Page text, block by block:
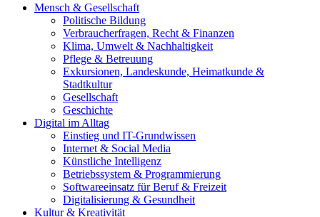
Mensch & Gesellschaft
Politische Bildung
Verbraucherfragen, Recht & Finanzen
Klima, Umwelt & Nachhaltigkeit
Pflege & Betreuung
Exkursionen, Landeskunde, Heimatkunde &
Stadtkultur
Gesellschaft
Geschichte
Digital im Alltag
Einstieg und IT-Grundwissen
Internet & Social Media
Künstliche Intelligenz
Betriebssystem & Programmierung
Softwareeinsatz für Beruf & Freizeit
Digitalisierung & Gesundheit
Kultur & Kreativität